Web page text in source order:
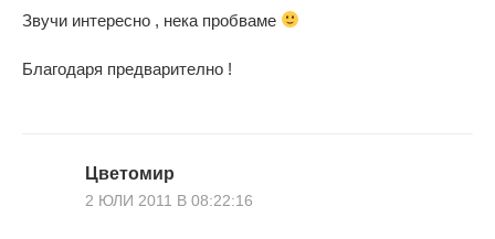
Звучи интересно , нека пробваме
Благодаря предварително !
Цветомир
2 ЮЛИ 2011 В 08:22:16